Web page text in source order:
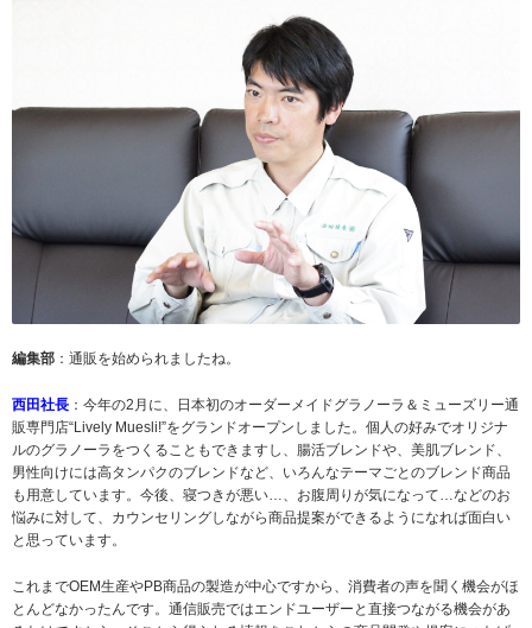
編集部 ：通販を始められましたね。
西田社長 ：今年の2月に、日本初のオーダーメイドグラノーラ＆ミューズリー通
販専門店“Lively Muesli!”をグランドオープンしました。個人の好みでオリジナ
ルのグラノーラをつくることもできますし、腸活ブレンドや、美肌ブレンド、
男性向けには高タンパクのブレンドなど、いろんなテーマごとのブレンド商品
も用意しています。今後、寝つきが悪い…、お腹周りが気になって…などのお
悩みに対して、カウンセリングしながら商品提案ができるようになれば面白い
と思っています。
これまでOEM生産やPB商品の製造が中心ですから、消費者の声を聞く機会がほ
とんどなかったんです。通信販売ではエンドユーザーと直接つながる機会があ